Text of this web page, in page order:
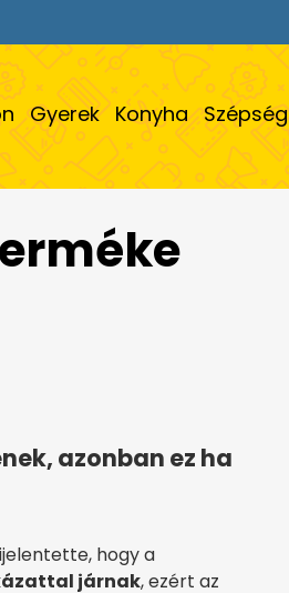
Gyerek Konyha Szépség
azonban ez ha
hogy a
járnak, ezért az